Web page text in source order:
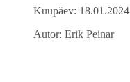
Kuupäev: 18.01.2024
Autor: Erik Peinar